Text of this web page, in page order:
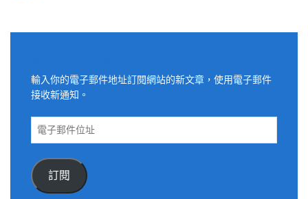
輸入你的電子郵件地址訂閱網站的新文章，使用電子郵件
接收新通知。
電
件
位
訂閱